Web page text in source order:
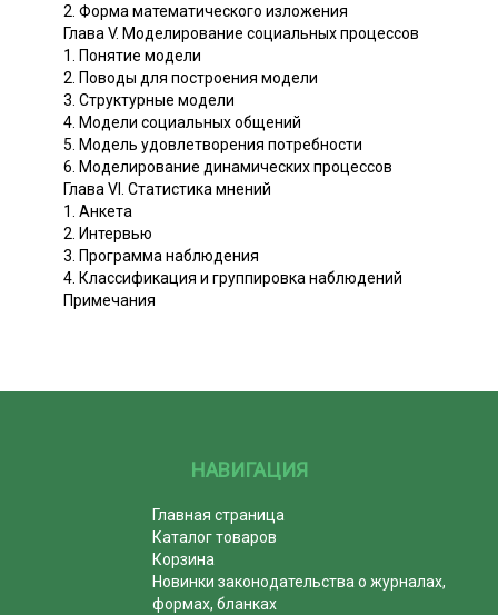
2. Форма математического изложения
Глава V. Моделирование социальных процессов
1. Понятие модели
2. Поводы для построения модели
3. Структурные модели
4. Модели социальных общений
5. Модель удовлетворения потребности
6. Моделирование динамических процессов
Глава VI. Статистика мнений
1. Анкета
2. Интервью
3. Программа наблюдения
4. Классификация и группировка наблюдений
Примечания
НАВИГАЦИЯ
Главная страница
Каталог товаров
Корзина
Новинки законодательства о журналах,
формах, бланках